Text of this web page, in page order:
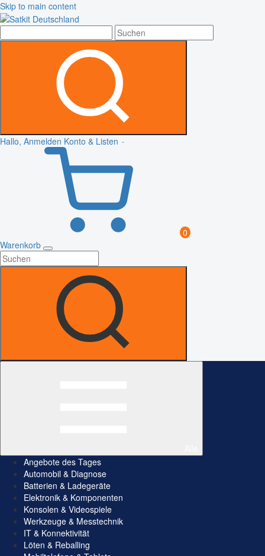
Skip to main content
Hallo, Anmelden Konto & Listen
0
Warenkorb
Angebote des Tages
Automobil & Diagnose
Batterien & Ladegeräte
Elektronik & Komponenten
Konsolen & Videospiele
Werkzeuge & Messtechnik
IT & Konnektivität
Löten & Reballing